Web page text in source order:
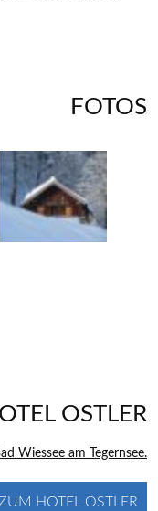
FOTOS
OSTLER
HOTEL OSTLER